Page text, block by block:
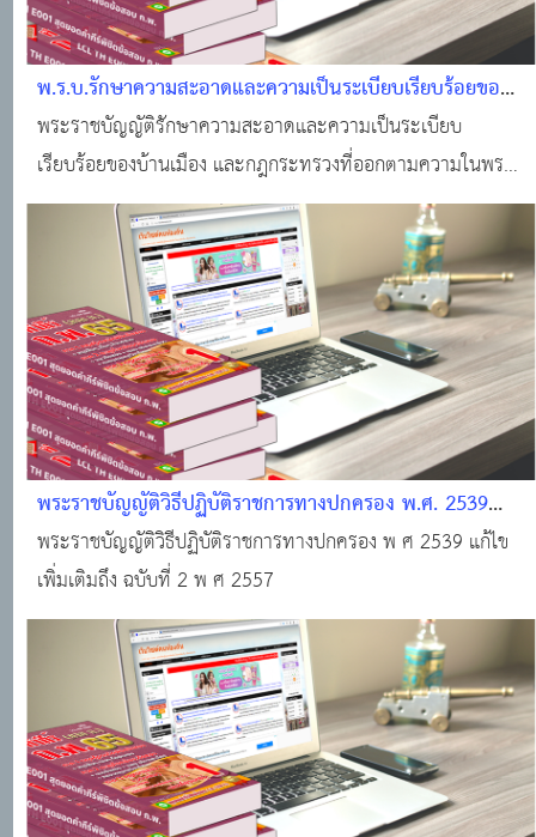
พ.ร.บ.รักษาความสะอาดและความเป็นระเบียบเรียบร้อยของ
บ้านเมือง
พระราชบัญญัติรักษาความสะอาดและความเป็นระเบียบ
เรียบร้อยของบ้านเมือง และกฎกระทรวงที่ออกตามความในพระ
ราชบัญญัติรักษาความสะอาด พ ศ 2535
พระราชบัญญัติวิธีปฏิบัติราชการทางปกครอง พ.ศ. 2539
แก้ไขเพิ่มเติม
พระราชบัญญัติวิธีปฏิบัติราชการทางปกครอง พ ศ 2539 แก้ไข
เพิ่มเติมถึง ฉบับที่ 2 พ ศ 2557